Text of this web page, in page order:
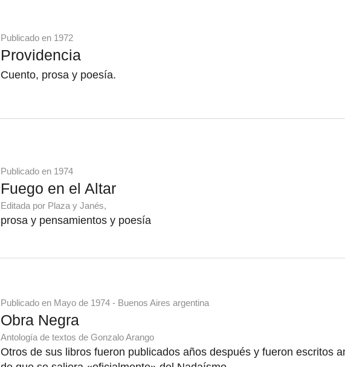
Publicado en 1972
Providencia
Cuento, prosa y poesía.
Publicado en 1974
Fuego en el Altar
Editada por Plaza y Janés,
prosa y pensamientos y poesía
Publicado en Mayo de 1974 - Buenos Aires argentina
Obra Negra
Antología de textos de Gonzalo Arango
Otros de sus libros fueron publicados años después y fueron escritos